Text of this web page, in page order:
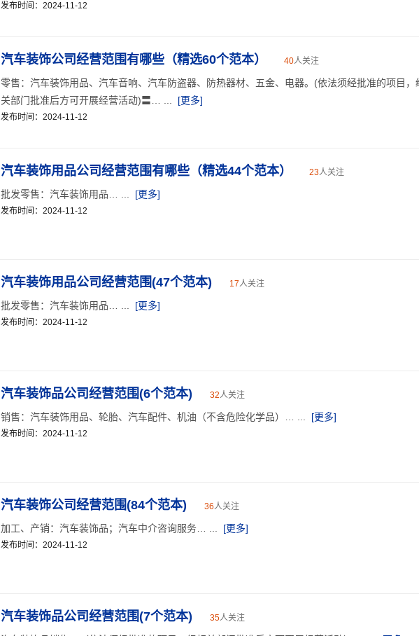
发布时间：2024-11-12
汽车装饰公司经营范围有哪些（精选60个范本） 40人关注
零售：汽车装饰用品、汽车音响、汽车防盗器、防热器材、五金、电器。(依法须经批准的项目，
关部门批准后方可开展经营活动)〓… ...
[更多]
发布时间：2024-11-12
汽车装饰用品公司经营范围有哪些（精选44个范本） 23人关注
批发零售：汽车装饰用品… ... [更多]
发布时间：2024-11-12
汽车装饰用品公司经营范围(47个范本) 17人关注
批发零售：汽车装饰用品… ... [更多]
发布时间：2024-11-12
汽车装饰品公司经营范围(6个范本) 32人关注
销售：汽车装饰用品、轮胎、汽车配件、机油（不含危险化学品）… ... [更多]
发布时间：2024-11-12
汽车装饰公司经营范围(84个范本) 36人关注
加工、产销：汽车装饰品；汽车中介咨询服务… ... [更多]
发布时间：2024-11-12
汽车装饰品公司经营范围(7个范本) 35人关注